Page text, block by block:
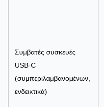
Συμβατές συσκευές
USB-C
(συμπεριλαμβανομένων,
ενδεικτικά)